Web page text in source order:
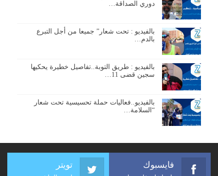
دوري الصداقة…
بالفيديو : تحت شعار” جميعا من أجل التبرع
بالدم…
بالفيديو : طريق التوبة..تفاصيل خطيرة يحكيها
سجين قضى 11…
بالفيديو..فعاليات حملة تحسيسية تحت شعار
“السلامة…
فايسبوك تويتر